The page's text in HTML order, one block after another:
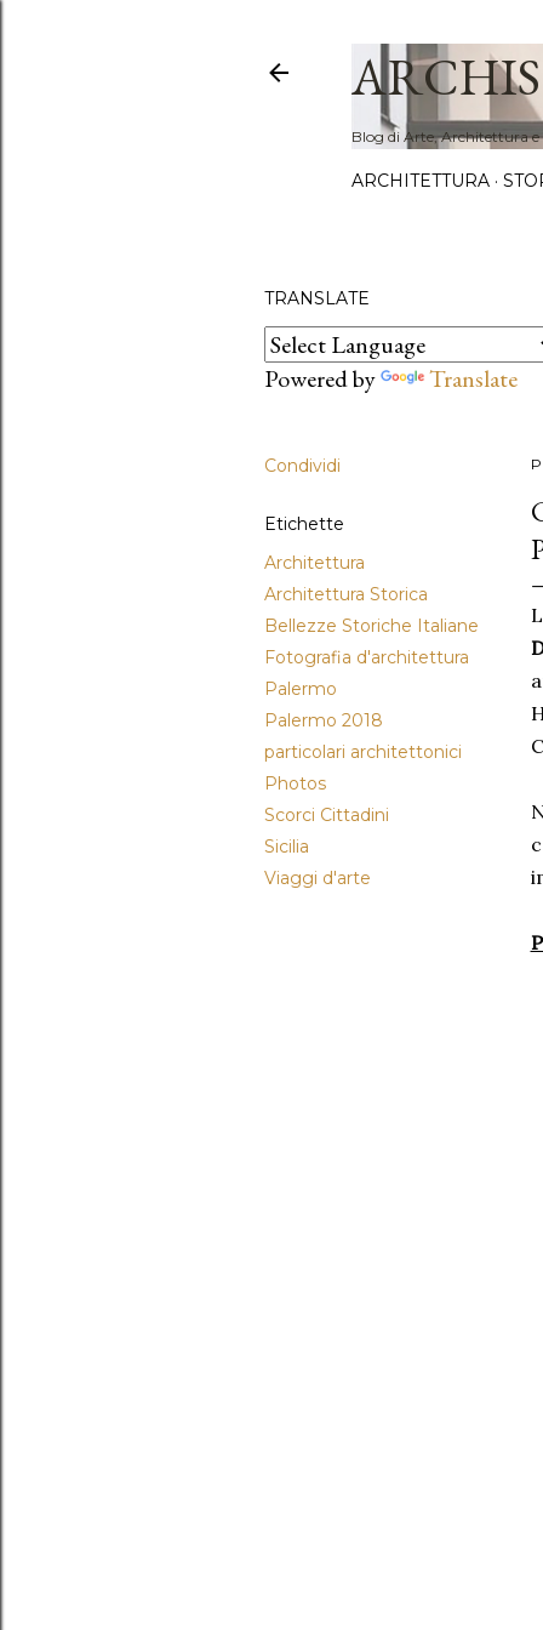
Blog di Arte, Architettura e
ARCHITETTURA
TRANSLATE
Powered by Translate
Condividi
Etichette
Architettura
Architettura Storica
Bellezze Storiche Italiane
Fotografia d'architettura
Palermo
Palermo 2018
particolari architettonici
Photos
Scorci Cittadini
Sicilia
Viaggi d'arte